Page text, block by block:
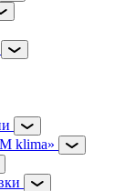
klima»